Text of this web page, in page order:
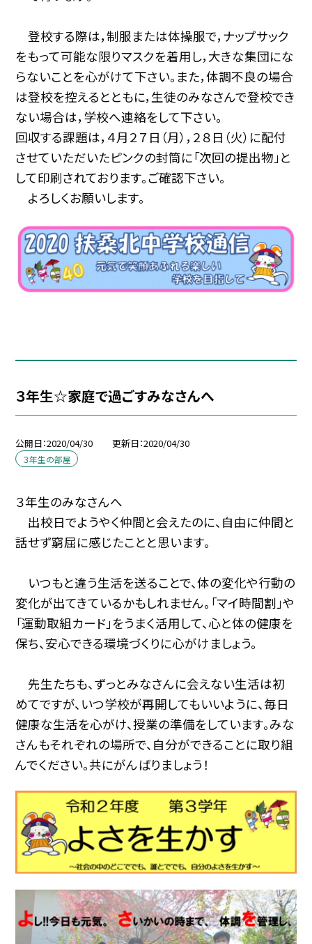
登校する際は，制服または体操服で，ナップサック
をもって可能な限りマスクを着用し，大きな集団にな
らないことを心がけて下さい。また，体調不良の場合
は登校を控えるとともに，生徒のみなさんで登校でき
ない場合は，学校へ連絡をして下さい。
回収する課題は，４月２７日（月），２８日（火）に配付
させていただいたピンクの封筒に「次回の提出物」と
して印刷されております。ご確認下さい。
よろしくお願いします。
３年生☆家庭で過ごすみなさんへ
公開日 2020/04/30 更新日 2020/04/30
３年生の部屋
３年生のみなさんへ
出校日でようやく仲間と会えたのに、自由に仲間と
話せず窮屈に感じたことと思います。
いつもと違う生活を送ることで、体の変化や行動の
変化が出てきているかもしれません。「マイ時間割」や
「運動取組カード」をうまく活用して、心と体の健康を
保ち、安心できる環境づくりに心がけましょう。
先生たちも、ずっとみなさんに会えない生活は初
めてですが、いつ学校が再開してもいいように、毎日
健康な生活を心がけ、授業の準備をしています。みな
さんもそれぞれの場所で、自分ができることに取り組
んでください。共にがんばりましょう！